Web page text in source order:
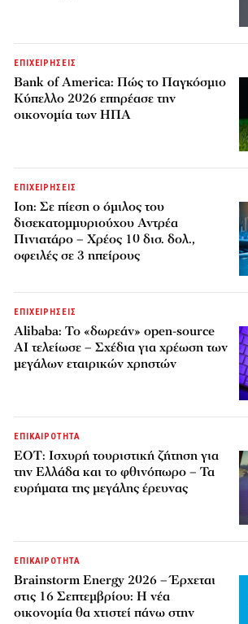
ΕΠΙΧΕΙΡΗΣΕΙΣ
Bank of America: Πώς το Παγκόσμιο
Κύπελλο 2026 επηρέασε την
οικονομία των ΗΠΑ
ΕΠΙΧΕΙΡΗΣΕΙΣ
Ion: Σε πίεση ο όμιλος του
δισεκατομμυριούχου Αντρέα
Πινιατάρο – Χρέος 10 δισ. δολ.,
οφειλές σε 3 ηπείρους
ΕΠΙΧΕΙΡΗΣΕΙΣ
Alibaba: Το «δωρεάν» open-source
AI τελείωσε – Σχέδια για χρέωση των
μεγάλων εταιρικών χρηστών
ΕΠΙΚΑΙΡΟΤΗΤΑ
ΕΟΤ: Ισχυρή τουριστική ζήτηση για
την Ελλάδα και το φθινόπωρο – Τα
ευρήματα της μεγάλης έρευνας
ΕΠΙΚΑΙΡΟΤΗΤΑ
Brainstorm Energy 2026 – Έρχεται
στις 16 Σεπτεμβρίου: Η νέα
οικονομία θα χτιστεί πάνω στην